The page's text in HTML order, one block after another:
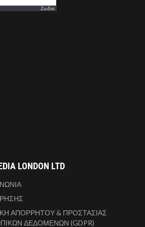
Ζωδια
LONDON LTD
ΑΠΟΡΡΗΤΟΥ & ΠΡΟΣΤΑΣΙΑΣ
ΔΕΔΟΜΕΝΩΝ (GDPR)